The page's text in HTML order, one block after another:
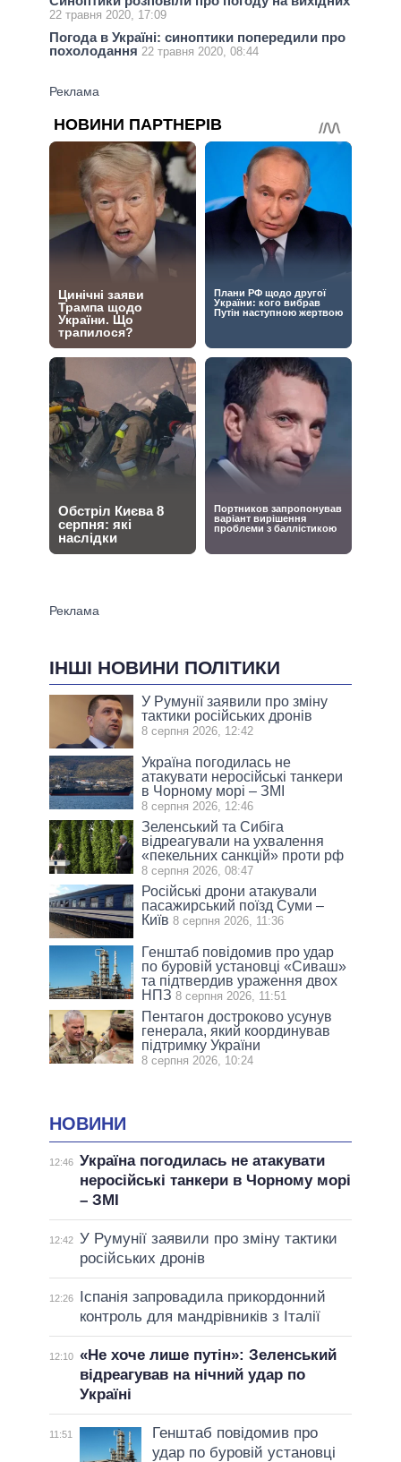
22 травня 2020, 17:09
Погода в Україні: синоптики попередили про
похолодання 22 травня 2020, 08:44
ІНШІ НОВИНИ ПОЛІТИКИ
У Румунії заявили про зміну
тактики російських дронів
8 серпня 2026, 12:42
Україна погодилась не
атакувати неросійські танкери
в Чорному морі – ЗМІ
8 серпня 2026, 12:46
Зеленський та Сибіга
відреагували на ухвалення
«пекельних санкцій» проти рф
8 серпня 2026, 08:47
Російські дрони атакували
пасажирський поїзд Суми –
Київ 8 серпня 2026, 11:36
Генштаб повідомив про удар
по буровій установці «Сиваш»
та підтвердив ураження двох
НПЗ 8 серпня 2026, 11:51
Пентагон достроково усунув
генерала, який координував
підтримку України
8 серпня 2026, 10:24
НОВИНИ
12:46 Україна погодилась не атакувати
неросійські танкери в Чорному морі
– ЗМІ
12:42 У Румунії заявили про зміну тактики
російських дронів
12:26
Іспанія запровадила прикордонний
контроль для мандрівників з Італії
12:10 «Не хоче лише путін»: Зеленський
відреагував на нічний удар по
Україні
11:51
Генштаб повідомив про
удар по буровій установці